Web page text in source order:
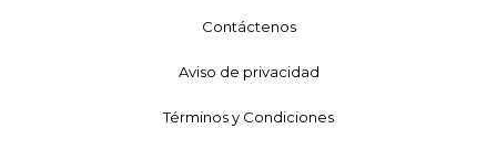
Contáctenos
Aviso de privacidad
Términos y Condiciones